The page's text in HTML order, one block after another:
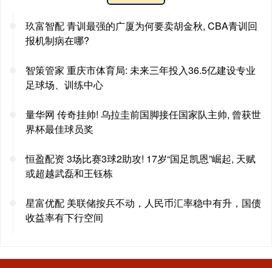
玖富智配 青训最强的广厦为何要卖胡金秋, CBA青训回
报机制病在哪?
智策管家 重庆市体育局: 未来三年投入36.5亿建设专业
足球场、训练中心
量华网 传奇挂帅! 乌拉圭前国脚接任国家队主帅, 曾获世
界杯最佳球员奖
恒盈配资 3场比赛3球2助攻! 17岁“国足凯恩”崛起, 天赋
或超越武磊和王钰栋
星富优配 美联储按兵不动，人民币汇率稳中有升，国债
收益率有下行空间